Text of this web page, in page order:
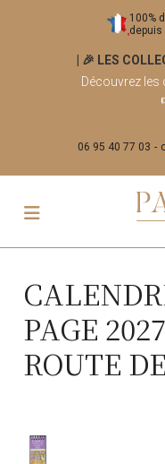
100%
depuis
| 🎉 LES
Découvrez les
06 95 40 77 03
PAGE
ROUTE